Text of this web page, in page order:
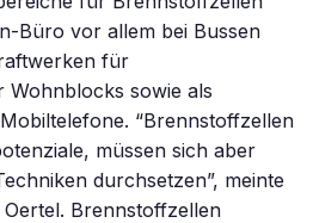
Büro vor allem bei Bussen
für
Wohnblocks sowie als
“Brennstoffzellen
müssen sich aber
durchsetzen”, meinte
Brennstoffzellen